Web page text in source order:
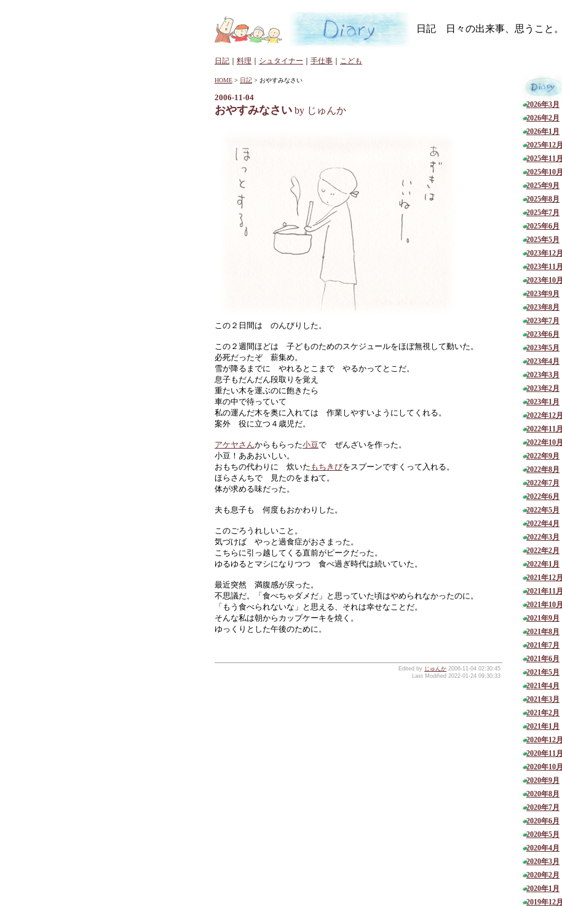
日記 日々の出来事、思うこと。
日記 料理 シュタイナー 手仕事 こども
2026年3月
2026年2月
2026年1月
2025年12月
2025年11月
2025年10月
2025年9月
2025年8月
2025年7月
2025年6月
2025年5月
2023年12月
2023年11月
2023年10月
2023年9月
2023年8月
2023年7月
2023年6月
2023年5月
2023年4月
2023年3月
2023年2月
2023年1月
2022年12月
2022年11月
2022年10月
2022年9月
2022年8月
2022年7月
2022年6月
2022年5月
2022年4月
2022年3月
2022年2月
2022年1月
2021年12月
2021年11月
2021年10月
2021年9月
2021年8月
2021年7月
2021年6月
2021年5月
2021年4月
2021年3月
2021年2月
2021年1月
2020年12月
2020年11月
2020年10月
2020年9月
2020年8月
2020年7月
2020年6月
2020年5月
2020年4月
2020年3月
2020年2月
2020年1月
2019年12月
HOME > 日記 > おやすみなさい
2006-11-04
おやすみなさい by じゅんか
この２日間は のんびりした。
この２週間ほどは 子どものためのスケジュールをほぼ無視して動いた。
必死だったぞ 薪集め。
雪が降るまでに やれるとこまで やるかってとこだ。
息子もだんだん段取りを覚え
重たい木を運ぶのに飽きたら
車の中で待っていて
私の運んだ木を奥に入れては 作業しやすいようにしてくれる。
案外 役に立つ４歳児だ。
アケヤさんからもらった小豆で ぜんざいを作った。
小豆！ああおいしい。
おもちの代わりに 炊いた もちきびをスプーンですくって入れる。
ほらさんちで 見たのをまねて。
体が求める味だった。
夫も息子も 何度もおかわりした。
このごろうれしいこと。
気づけば やっと過食症がおさまった。
こちらに引っ越してくる直前がピークだった。
ゆるゆるとマシになりつつ 食べ過ぎ時代は続いていた。
最近突然 満腹感が戻った。
不思議だ。「食べちゃダメだ」と思っていた頃はやめられなかったのに。
「もう食べられないな」と思える、それは幸せなことだ。
そんな私は朝からカップケーキを焼く。
ゆっくりとした午後のために。
Edited by じゅんか 2006-11-04 02:30:45
Last Modified 2022-01-24 09:30:33